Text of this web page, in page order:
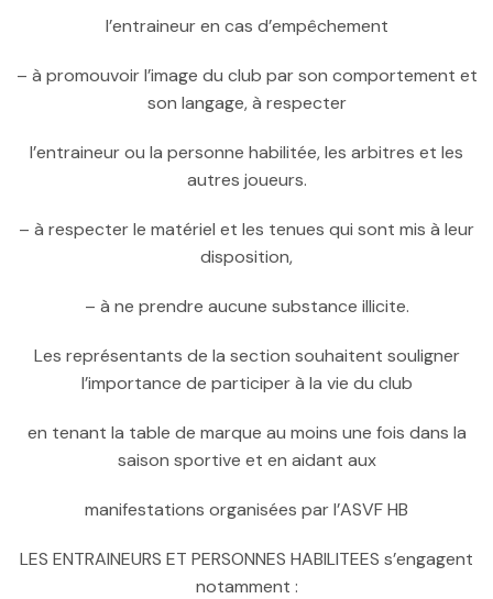
l’entraineur en cas d’empêchement
– à promouvoir l’image du club par son comportement et
son langage, à respecter
l’entraineur ou la personne habilitée, les arbitres et les
autres joueurs.
– à respecter le matériel et les tenues qui sont mis à leur
disposition,
– à ne prendre aucune substance illicite.
Les représentants de la section souhaitent souligner
l’importance de participer à la vie du club
en tenant la table de marque au moins une fois dans la
saison sportive et en aidant aux
manifestations organisées par l’ASVF HB
LES ENTRAINEURS ET PERSONNES HABILITEES s’engagent
notamment :